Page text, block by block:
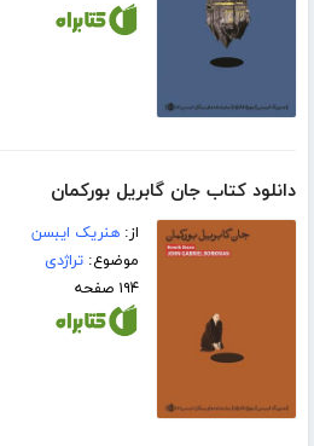
دانلود کتاب جان گابریل بورکمان
از:هنریک ایبسن
موضوع:تراژدی
۱۹۴ صفحه